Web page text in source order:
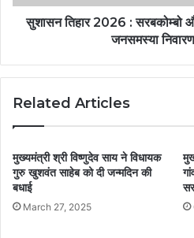
सुशासन तिहार 2026 : सरबकोम्बो
जनसमस्या
Related Articles
मुख्यमंत्री श्री विष्णुदेव साय ने विधायक
गुरु खुशवंत साहेब को दी जन्मदिन की
बधाई
March 27, 2025